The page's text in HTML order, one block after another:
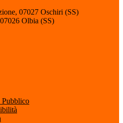
07027 Oschiri (SS)
Olbia (SS)